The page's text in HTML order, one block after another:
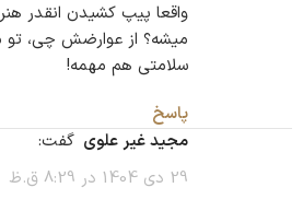
واقعا پیپ کشیدن انقدر
میشه؟ از عوارضش چی، تو
سلامتی هم مهمه!
پاسخ
مجید غیر علوی گفت:
29 دی 1404 در 8:29 ق.ظ